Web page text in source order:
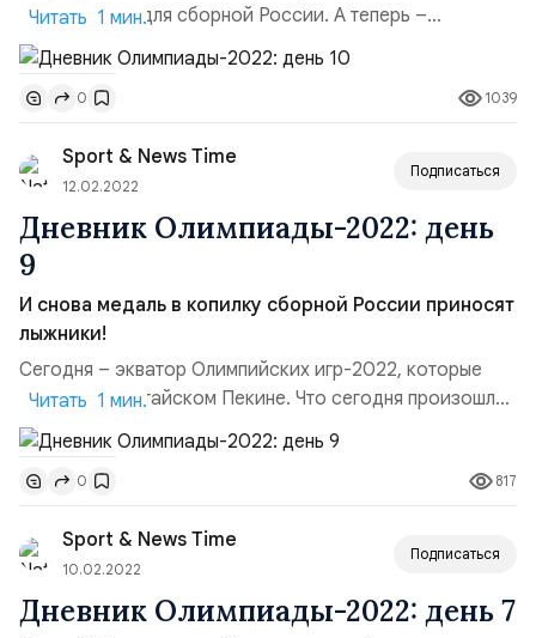
плодотворно для сборной России. А теперь –
подробно о событиях прошедшего дня. Керлинг. Наши
керлингисты обыграли сборную Италии со счетом 10:7.
На старте россияне ушли в отрыв, но по ходу игры
соперники нагнали, и уже в концовке началась
настоящая заруба. Борьба за плей-офф продолжается.
Лыжные гонки. В му...
Читать 1 мин.
0 1039
Sport & News Time
12.02.2022
Подписаться
Дневник Олимпиады-2022: день
9
И снова медаль в копилку сборной России приносят
лыжники!
Сегодня – экватор Олимпийских игр-2022, которые
проходят в китайском Пекине. Что сегодня произошло?
Женский хоккей. В стадии четвертьфинала российские
спортсменки играли против Швейцарии. Наши девушки
боролись до конца, но, к сожалению, мы уступили
соперницам со счетом 4:2. Дальше розыгрыш медалей
проходит без нас. Лыжные гонки. В женской эстафет...
Читать 1 мин.
0 817
Sport & News Time
10.02.2022
Подписаться
Дневник Олимпиады-2022: день 7